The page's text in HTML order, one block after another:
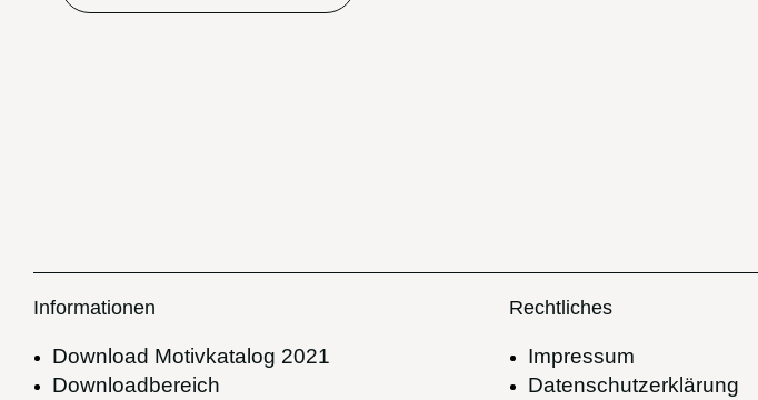
Informationen
Download Motivkatalog 2021
Downloadbereich
Rechtliches
Impressum
Datenschutzerklärung